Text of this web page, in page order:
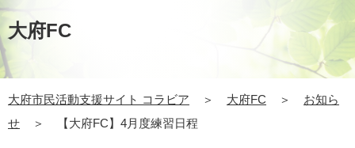
大府FC
大府市民活動支援サイト コラビア ＞ 大府FC ＞
お知ら
せ
＞ 【大府FC】4月度練習日程